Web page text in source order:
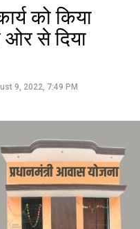
को किया
ओर से दिया
9, 2022, 7:49 PM